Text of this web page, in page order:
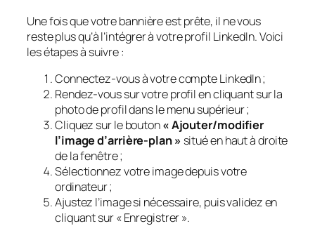
Une fois que votre bannière est prête, il ne vous
reste plus qu’à l’intégrer à votre profil LinkedIn. Voici
les étapes à suivre :
Connectez-vous à votre compte LinkedIn ;
Rendez-vous sur votre profil en cliquant sur la
photo de profil dans le menu supérieur ;
Cliquez sur le bouton« Ajouter/modifier
l’image d’arrière-plan » situé en haut à droite
de la fenêtre ;
Sélectionnez votre image depuis votre
ordinateur ;
Ajustez l’image si nécessaire, puis validez en
cliquant sur « Enregistrer ».